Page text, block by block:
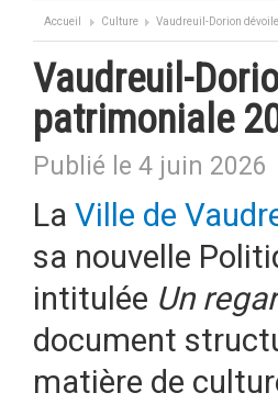
Accueil Culture Vaudreuil-Dorion
Vaudreuil-
patrimoniale
Publié le 4 juin 2026
La Ville de
sa nouvelle
intitulée Un
document
matière de